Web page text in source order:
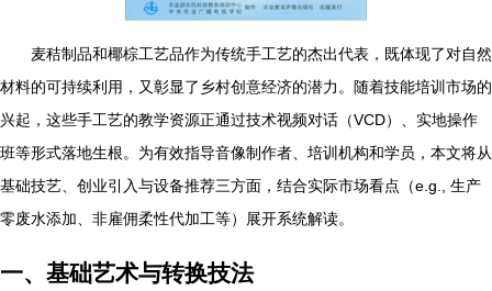
麦秸制品和椰棕工艺品作为传统手工艺的杰出代表，既体现了对自然
材料的可持续利用，又彰显了乡村创意经济的潜力。随着技能培训市场的
兴起，这些手工艺的教学资源正通过技术视频对话（VCD）、实地操作
班等形式落地生根。为有效指导音像制作者、培训机构和学员，本文将从
基础技艺、创业引入与设备推荐三方面，结合实际市场看点（e.g., 生产
零废水添加、非雇佣柔性代加工等）展开系统解读。
一、基础艺术与转换技法